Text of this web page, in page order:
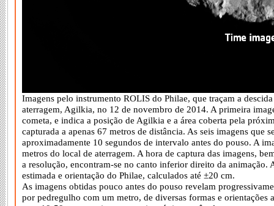
Imagens pelo instrumento ROLIS do Philae, que traçam a
aterragem, Agilkia, no 12 de novembro de 2014. A primeira
cometa, e indica a posição de Agilkia e a área coberta pela
capturada a apenas 67 metros de distância. As seis imagens que
aproximadamente 10 segundos de intervalo antes do pouso. A
metros do local de aterragem. A hora de captura das imagens,
a resolução, encontram-se no canto inferior direito da animação.
estimada e orientação do Philae, calculados até ±20 cm.
As imagens obtidas pouco antes do pouso revelam
por pedregulho com um metro, de diversas formas e orientações